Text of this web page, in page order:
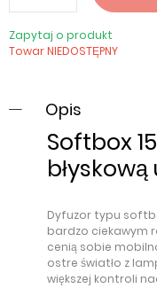
Zapytaj o produkt
Towar NIEDOSTĘPNY
Opis
Softbox
Dyfuzor typu
bardzo ciekawym
cenią sobie
ostre światło z
większej kontroli